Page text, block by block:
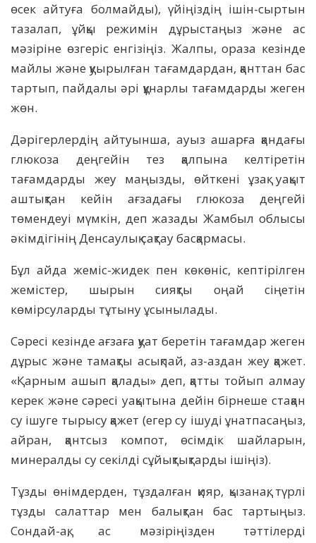
өсек айтуға болмайды), үйіңіздің ішін-сыртын
тазалап, ұйқы режимін дұрыстаңыз және ас
мәзіріне өзгеріс енгізіңіз. Жалпы, ораза кезінде
майлы және қуырылған тағамдардан, қанттан бас
тартып, пайдалы әрі құнарлы тағамдарды жеген
жөн.
Дәрігерлердің айтуынша, ауыз ашарға қандағы
глюкоза деңгейін тез қалпына келтіретін
тағамдарды жеу маңызды, өйткені ұзақ уақыт
аштықтан кейін ағзадағы глюкоза деңгейі
төмендеуі мүмкін, деп жазады Жамбыл облысы
әкімдігінің Денсаулық сақтау басқармасы.
Бұл айда жеміс-жидек пен көкөніс, кептірілген
жемістер, шырын сияқты оңай сіңетін
көмірсуларды тұтыну ұсынылады.
Сәресі кезінде ағзаға қуат беретін тағамдар жеген
дұрыс және тамақты асықпай, аз-аздан жеу қажет.
«Қарным ашып қалады» деп, қатты тойып алмау
керек және сәресі уақытына дейін бірнеше стақан
су ішуге тырысу қажет (егер су ішуді ұнатпасаңыз,
айран, қантсыз компот, өсімдік шайларын,
минералды су секілді сұйықтықтарды ішіңіз).
Тұзды өнімдерден, тұздалған қияр, қызанақ, түрлі
тұзды салаттар мен балықтан бас тартыңыз.
Сондай-ақ, ас мәзіріңізден тәттілерді